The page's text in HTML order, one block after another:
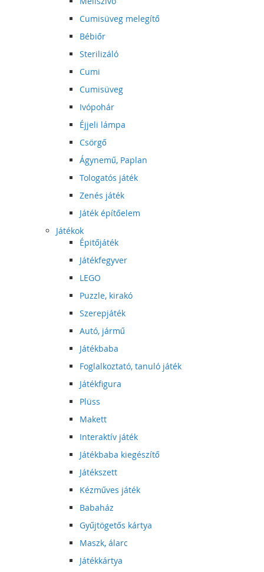
Cumisüveg melegítő
Bébiőr
Sterilizáló
Cumi
Cumisüveg
Ivópohár
Éjjeli lámpa
Csörgő
Ágynemű, Paplan
Tologatós játék
Zenés játék
Játék építőelem
Játékok
Épitőjáték
Játékfegyver
LEGO
Puzzle, kirakó
Szerepjáték
Autó, jármű
Játékbaba
Foglalkoztató, tanuló játék
Játékfigura
Plüss
Makett
Interaktív játék
Játékbaba kiegészítő
Játékszett
Kézműves játék
Babaház
Gyűjtögetős kártya
Maszk, álarc
Játékkártya